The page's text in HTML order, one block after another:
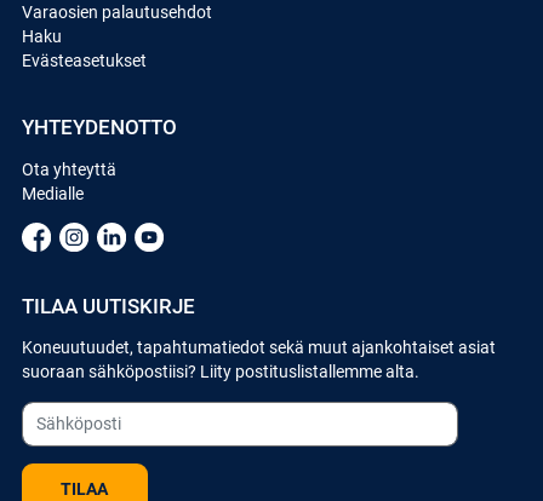
Varaosien palautusehdot
Haku
Evästeasetukset
YHTEYDENOTTO
Ota yhteyttä
Medialle
TILAA UUTISKIRJE
Koneuutuudet, tapahtumatiedot sekä muut ajankohtaiset asiat
suoraan sähköpostiisi? Liity postituslistallemme alta.